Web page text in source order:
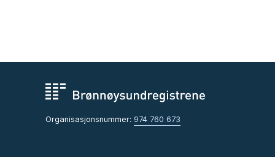
Organisasjonsnummer: 974 760 673